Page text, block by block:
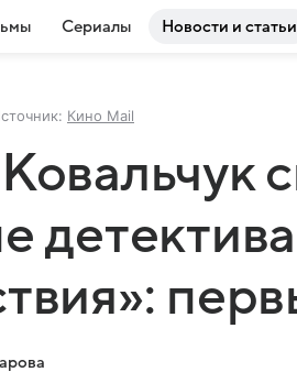
Сериалы Новости и статьи
Кино Mail